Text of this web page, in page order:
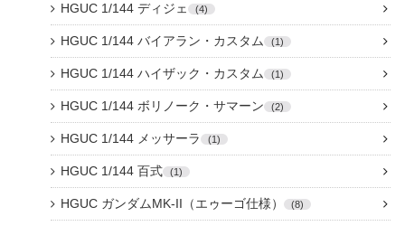
HGUC 1/144 ディジェ 4
HGUC 1/144 バイアラン・カスタム 1
HGUC 1/144 ハイザック・カスタム 1
HGUC 1/144 ボリノーク・サマーン 2
HGUC 1/144 メッサーラ 1
HGUC 1/144 百式 1
HGUC ガンダムMK-II（エゥーゴ仕様） 8